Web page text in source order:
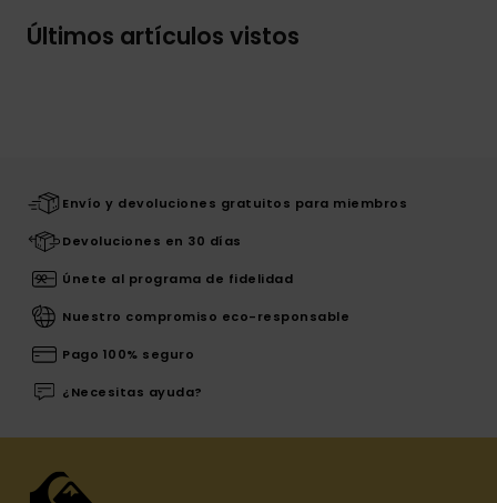
Últimos artículos vistos
Envío y devoluciones gratuitos para miembros
Devoluciones en 30 días
Únete al programa de fidelidad
Nuestro compromiso eco-responsable
Pago 100% seguro
¿Necesitas ayuda?